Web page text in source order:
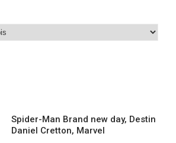
Spider-Man Brand new day, Destin
Daniel Cretton, Marvel